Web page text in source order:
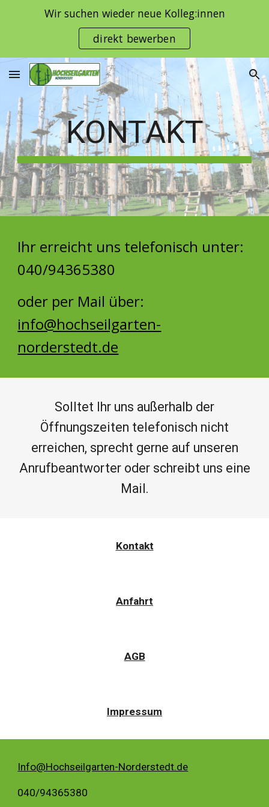
Skip to navigation
Wir suchen wieder neue Kolleg:innen
direkt bewerben
KONTAKT
Ihr erreicht uns telefonisch unter:
040/94365380
oder per Mail über:
info@hochseilgarten-
norderstedt.de
Solltet Ihr uns außerhalb der
Öffnungszeiten telefonisch nicht
erreichen, sprecht gerne auf unseren
Anrufbeantworter oder schreibt uns eine
Mail.
Kontakt
Anfahrt
AGB
Impressum
Info@Hochseilgarten-Norderstedt.de
040/94365380